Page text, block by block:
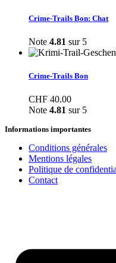
Crime-Trails Bon: Chat
Note 4.81 sur 5
Crime-Trails Bon
CHF 40.00
Note 4.81 sur 5
Informations importantes
Conditions générales
Mentions légales
Politique de
Contact